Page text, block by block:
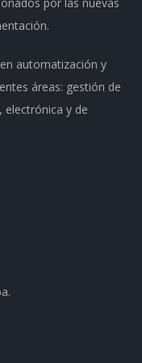
automatización y
áreas: gestión de
electrónica y de